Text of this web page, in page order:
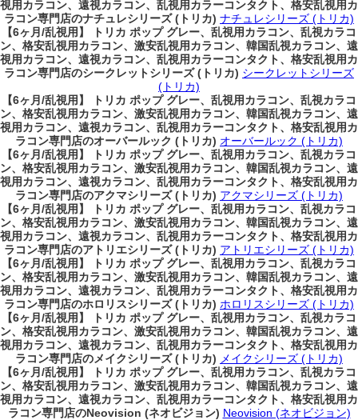
視用カラコン、遠視カラコン、乱視用カラーコンタクト、格安乱視用カ
ラコン専門店のナチュレシリーズ (トリカ) ナチュレシリーズ (トリカ)
【6ヶ月/乱視用】 トリカ ポップ グレー、乱視用カラコン、乱視カラコ
ン、格安乱視用カラコン、激安乱視用カラコン、韓国乱視カラコン、遠
視用カラコン、遠視カラコン、乱視用カラーコンタクト、格安乱視用カ
ラコン専門店のシークレットシリーズ (トリカ) シークレットシリーズ
(トリカ)
【6ヶ月/乱視用】 トリカ ポップ グレー、乱視用カラコン、乱視カラコ
ン、格安乱視用カラコン、激安乱視用カラコン、韓国乱視カラコン、遠
視用カラコン、遠視カラコン、乱視用カラーコンタクト、格安乱視用カ
ラコン専門店のオーバールック (トリカ) オーバールック (トリカ)
【6ヶ月/乱視用】 トリカ ポップ グレー、乱視用カラコン、乱視カラコ
ン、格安乱視用カラコン、激安乱視用カラコン、韓国乱視カラコン、遠
視用カラコン、遠視カラコン、乱視用カラーコンタクト、格安乱視用カ
ラコン専門店のアクマシリーズ (トリカ) アクマシリーズ (トリカ)
【6ヶ月/乱視用】 トリカ ポップ グレー、乱視用カラコン、乱視カラコ
ン、格安乱視用カラコン、激安乱視用カラコン、韓国乱視カラコン、遠
視用カラコン、遠視カラコン、乱視用カラーコンタクト、格安乱視用カ
ラコン専門店のアトリエシリーズ (トリカ) アトリエシリーズ (トリカ)
【6ヶ月/乱視用】 トリカ ポップ グレー、乱視用カラコン、乱視カラコ
ン、格安乱視用カラコン、激安乱視用カラコン、韓国乱視カラコン、遠
視用カラコン、遠視カラコン、乱視用カラーコンタクト、格安乱視用カ
ラコン専門店のホロリスシリーズ (トリカ) ホロリスシリーズ (トリカ)
【6ヶ月/乱視用】 トリカ ポップ グレー、乱視用カラコン、乱視カラコ
ン、格安乱視用カラコン、激安乱視用カラコン、韓国乱視カラコン、遠
視用カラコン、遠視カラコン、乱視用カラーコンタクト、格安乱視用カ
ラコン専門店のメイクシリーズ (トリカ) メイクシリーズ (トリカ)
【6ヶ月/乱視用】 トリカ ポップ グレー、乱視用カラコン、乱視カラコ
ン、格安乱視用カラコン、激安乱視用カラコン、韓国乱視カラコン、遠
視用カラコン、遠視カラコン、乱視用カラーコンタクト、格安乱視用カ
ラコン専門店のNeovision (ネオビジョン) Neovision (ネオビジョン)